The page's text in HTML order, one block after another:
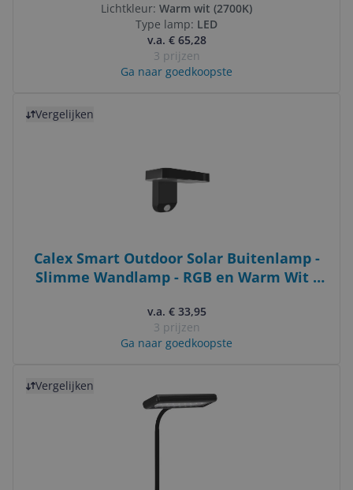
Lichtkleur: Warm wit (2700K)
Type lamp: LED
v.a. € 65,28
3 prijzen
Ga naar goedkoopste
Vergelijken
Calex Smart Outdoor Solar Buitenlamp -
Slimme Wandlamp - RGB en Warm Wit -
v.a. € 33,95
3 prijzen
Ga naar goedkoopste
Vergelijken